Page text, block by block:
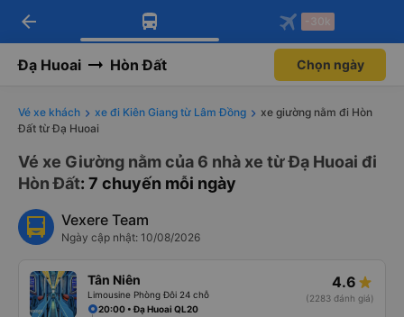
Tải app Vexere ngay!
Nhận ưu đãi thành viên độc
Mở app
Tải app Vexere
-30k/ghế khi đặt vé máy bay qua
Mở app
arrow_back -30k
Đạ Huoai Hòn Đất Chọn ngày
Vé xe khách xe đi Kiên Giang từ Lâm Đồng
xe giường nằm đi Hòn
Đất từ Đạ Huoai
Vé xe Giường nằm của 6 nhà xe từ Đạ Huoai đi
Hòn Đất: 7 chuyến mỗi ngày
Vexere Team
Ngày cập nhật: 10/08/2026
Tân Niên
Limousine Phòng Đôi 24 chỗ
4.6
(2283 đánh giá)
20:00 • Đạ Huoai QL20